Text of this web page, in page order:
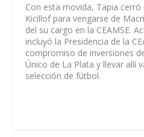
Con esta movida, Tapia
Kicillof para vengarse de
del su cargo en la CEAMSE.
incluyó la Presidencia de la
compromiso de inversiones
Único de La Plata y llevar allí
selección de fútbol.